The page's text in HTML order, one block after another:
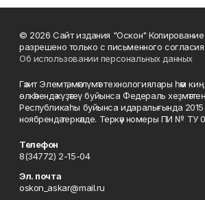
© 2026 Сайт издания "Оскон"
разрешено только с письменного
Об использовании персональных данных
Гәзит Элемтә, мәғлүмәт технологиялары һәм
өлкәһендә күҙәтеү буйынса Федераль
Республикаһы буйынса идаралығында
ноябрендә теркәлде. Теркәү номеры ПИ № ТУ
Телефон
8(34772) 2-15-04
Эл. почта
oskon_askar@mail.ru